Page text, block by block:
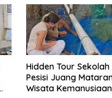
Hidden Tour Sekolah
Pesisi Juang
Wisata Kemanusiaan